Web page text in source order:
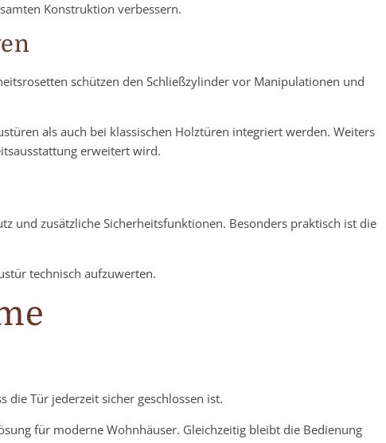
Konstruktion verbessern.
schützen den Schließzylinder vor Manipulationen und
als auch bei klassischen Holztüren integriert werden. Weiters
erweitert wird.
und zusätzliche Sicherheitsfunktionen. Besonders praktisch ist die
technisch aufzuwerten.
Tür jederzeit sicher geschlossen ist.
für moderne Wohnhäuser. Gleichzeitig bleibt die Bedienung